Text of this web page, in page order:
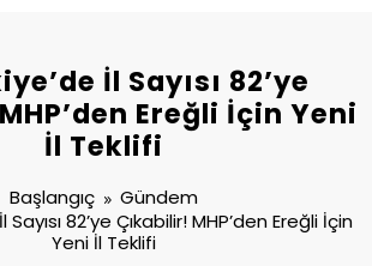
İl Sayısı 82’ye
Ereğli İçin Yeni
İl Teklifi
Başlangıç
Gündem
Sayısı 82’ye Çıkabilir! MHP’den Ereğli İçin
Yeni İl Teklifi